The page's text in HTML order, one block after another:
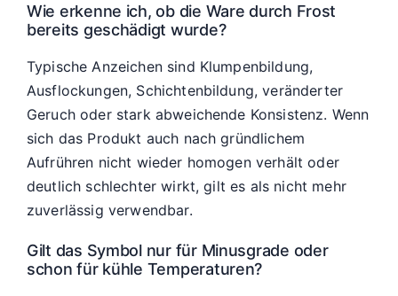
Wie erkenne ich, ob die Ware durch Frost
bereits geschädigt wurde?
Typische Anzeichen sind Klumpenbildung,
Ausflockungen, Schichtenbildung, veränderter
Geruch oder stark abweichende Konsistenz. Wenn
sich das Produkt auch nach gründlichem
Aufrühren nicht wieder homogen verhält oder
deutlich schlechter wirkt, gilt es als nicht mehr
zuverlässig verwendbar.
Gilt das Symbol nur für Minusgrade oder
schon für kühle Temperaturen?